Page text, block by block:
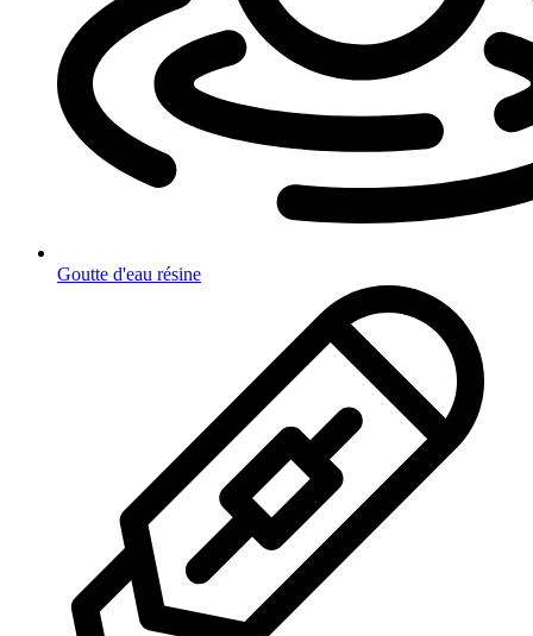
Goutte d'eau résine